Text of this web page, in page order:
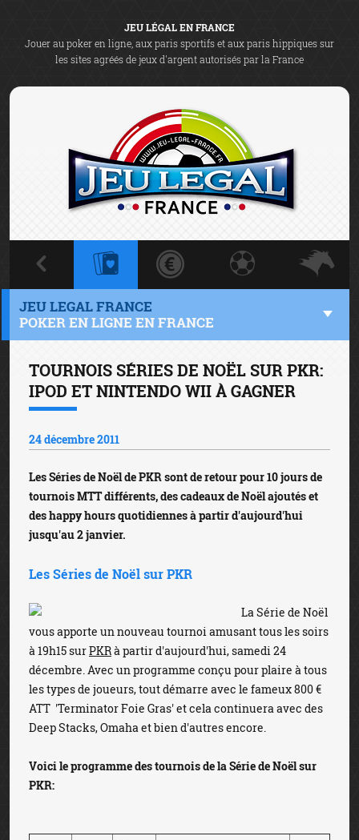
JEU LÉGAL EN FRANCE
Jouer au poker en ligne, aux paris sportifs et aux paris hippiques sur
les sites agréés de jeux d'argent autorisés par la France
JEU LEGAL FRANCE
POKER EN LIGNE EN FRANCE
TOURNOIS SÉRIES DE NOËL SUR PKR:
IPOD ET NINTENDO WII À GAGNER
24 décembre 2011
Les Séries de Noël de PKR sont de retour pour 10 jours de
tournois MTT différents, des cadeaux de Noël ajoutés et
des happy hours quotidiennes à partir d'aujourd'hui
jusqu'au 2 janvier.
Les Séries de Noël sur PKR
La Série de Noël
vous apporte un nouveau tournoi amusant tous les soirs
à 19h15 surPKRà partir d'aujourd'hui, samedi 24
décembre. Avec un programme conçu pour plaire à tous
les types de joueurs, tout démarre avec le fameux 800 €
ATT 'Terminator Foie Gras' et cela continuera avec des
Deep Stacks, Omaha et bien d'autres encore.
Voici le programme des tournois de la Série de Noël sur
PKR: